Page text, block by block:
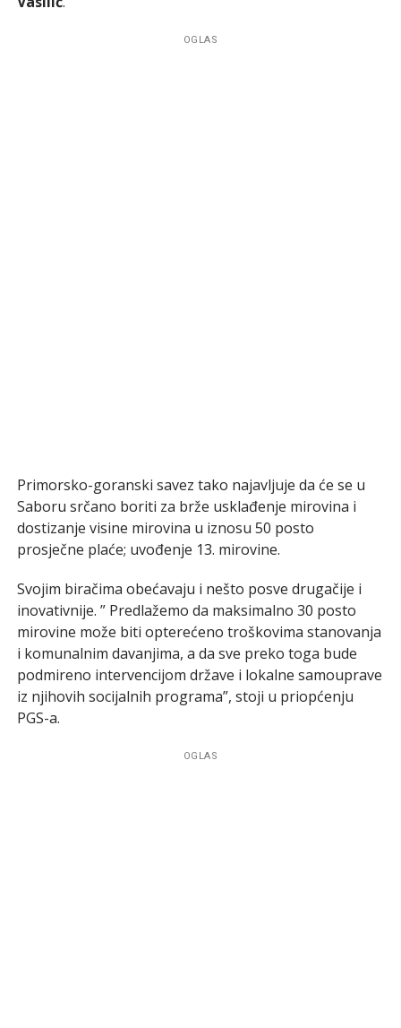
OGLAS
Primorsko-goranski savez tako najavljuje da će se u
Saboru srčano boriti za brže usklađenje mirovina i
dostizanje visine mirovina u iznosu 50 posto
prosječne plaće; uvođenje 13. mirovine.
Svojim biračima obećavaju i nešto posve drugačije i
inovativnije. ” Predlažemo da maksimalno 30 posto
mirovine može biti opterećeno troškovima stanovanja
i komunalnim davanjima, a da sve preko toga bude
podmireno intervencijom države i lokalne samouprave
iz njihovih socijalnih programa”, stoji u priopćenju
PGS-a.
OGLAS